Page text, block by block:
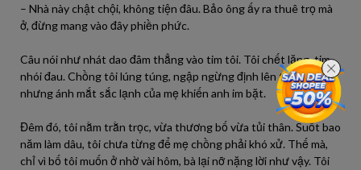
– Nhà này chật chội, không tiện đâu. Bảo ông ấy ra thuê trọ mà
ở, đừng mang vào đây phiền phức.
Câu nói như nhát dao đâm thẳng vào tim tôi. Tôi chết lặng, tim
nhói đau. Chồng tôi lúng túng, ngập ngừng định lên tiếng,
nhưng ánh mắt sắc lạnh của mẹ khiến anh im bặt.
Đêm đó, tôi nằm trằn trọc, vừa thương bố vừa tủi thân. Suốt bao
năm làm dâu, tôi chưa từng để mẹ chồng phải khó xử. Thế mà,
chỉ vì bố tôi muốn ở nhờ vài hôm, bà lại nỡ nặng lời như vậy. Tôi